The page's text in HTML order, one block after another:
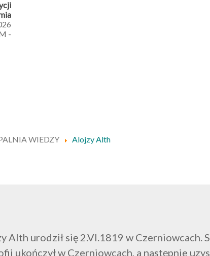
-
WIEDZY Alojzy Alth
Alth urodził się 2.VI.1819 w Czerniowcach.
ukończył w Czerniowcach, a następnie